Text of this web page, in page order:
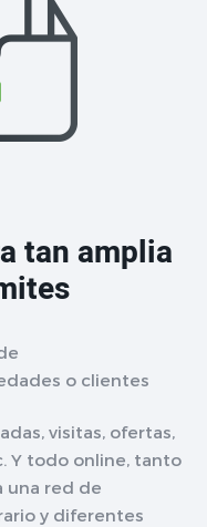
tan amplia
o clientes
visitas, ofertas,
Y todo online, tanto
una red de
y diferentes